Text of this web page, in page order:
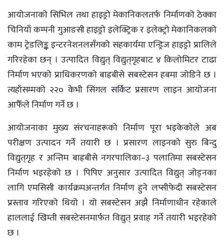
आयोजनाको सिभिल तथा हाइड्रो मेकानिकलतर्फ निर्माणको ठेक्का
चिनियाँ कम्पनी गुआङसी हाइड्रो इलेक्ट्रिक र इलेक्ट्रो मेकानिकलको
काम ट्रेडलिङ्क इन्टरनेशनलसँगको सहकार्यमा एन्ड्रिज हाइड्रो प्रालिले
गरिरहेका छन् । उत्पादित विद्युत् विद्युत्‌गृहबाट ४ किलोमिटर टाढा
निर्माण भएको प्राधिकरणको बाह्रबीसे सबस्टेसन हबमा जोडिने छ ।
त्यहाँसम्मको २२० केभी सिंगल सर्किट प्रसारण लाइन आयोजना
आफैँले निर्माण गर्ने छ ।
आयोजनाका मुख्य संरचनाहरूको निर्माण पूरा भइकेकोले अब
परीक्षण उत्पादन गर्ने तयारी छ । प्रसारण लाइनको सुरु बिन्दु
विद्युत्‌गृह र अन्तिम बाह्रबीसे नगरपालिका–३ पलातिमा सबस्टेसन
निर्माण भइरहेको छ । पिपिए अनुसार उत्पादित विद्युत् जोड्नका
लागि एमसिसी कार्यक्रमअन्तर्गत निर्माण हुने लप्सीफेदी सबस्टेसन
प्रस्ताव गरिएको थियो । यो सबस्टेसन अझै निर्माणाधीन रहेकाले
हाललाई खिम्ती सबस्टेसनमार्फत विद्युत् प्रवाह गर्ने तयारी भइरहेको
छ ।